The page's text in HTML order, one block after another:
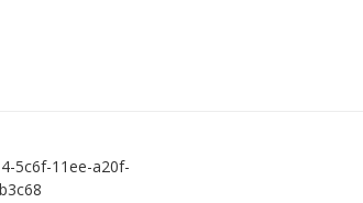
5c6f-11ee-a20f-